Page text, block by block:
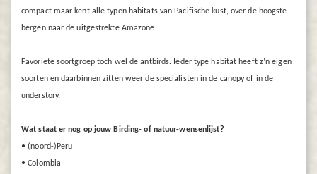
compact maar kent alle typen habitats van Pacifische kust, over de hoogste
bergen naar de uitgestrekte Amazone.
Favoriete soortgroep toch wel de antbirds. Ieder type habitat heeft z’n eigen
soorten en daarbinnen zitten weer de specialisten in de canopy of in de
understory.
Wat staat er nog op jouw Birding- of natuur-wensenlijst?
• (noord-)Peru
• Colombia